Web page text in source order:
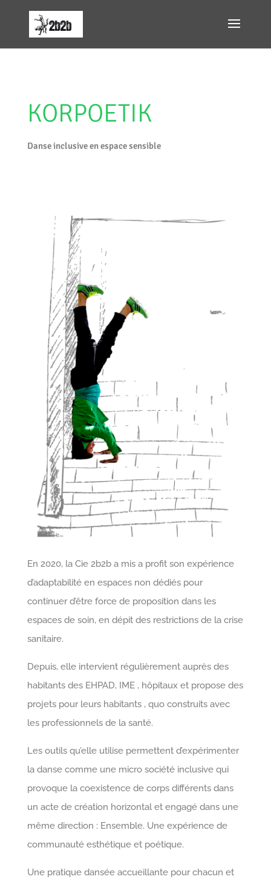
KORPOETIK
Danse inclusive en espace sensible
En 2020, la Cie 2b2b a mis a profit son expérience
d’adaptabilité en espaces non dédiés pour
continuer d’être force de proposition dans les
espaces de soin, en dépit des restrictions de la crise
sanitaire.
Depuis, elle intervient régulièrement auprès des
habitants des EHPAD, IME , hôpitaux et propose des
projets pour leurs habitants , quo construits avec
les professionnels de la santé.
Les outils qu’elle utilise permettent d’expérimenter
la danse comme une micro société inclusive qui
provoque la coexistence de corps différents dans
un acte de création horizontal et engagé dans une
même direction : Ensemble. Une expérience de
communauté esthétique et poétique.
Une pratique dansée accueillante pour chacun et